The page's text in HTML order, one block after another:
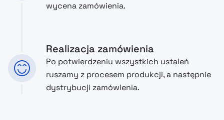
wycena zamówienia.
Realizacja zamówienia
Po potwierdzeniu wszystkich ustaleń
ruszamy z procesem produkcji, a następnie
dystrybucji zamówienia.